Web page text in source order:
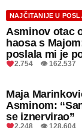
NAJČITANIJE U
Asminov otac
haosa s
poslala mi je
2.754 👁 162.537
Maja
Asminom:
se iznervirao”
2.248 👁 128.604